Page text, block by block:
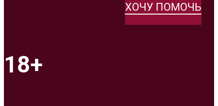
ХОЧУ ПОМОЧЬ
18+